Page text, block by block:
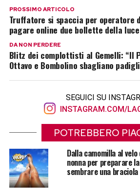
PROSSIMO ARTICOLO
Truffatore si spaccia per operatore
pagare online due bollette della luce
DA NON PERDERE
Blitz dei complottisti al Gemelli: “Il
Ottavo e Bombolino sbagliano
SEGUICI SU
INSTAGRAM.COM/
POTREBBERO
Dalla camomilla al
nonna per preparare
sembrare una